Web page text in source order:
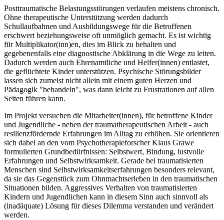
Posttraumatische Belastungsstörungen verlaufen meistens chronisch.
Ohne therapeutische Unterstützung werden dadurch
Schullaufbahnen und Ausbildungswege für die Betroffenen
erschwert beziehungsweise oft unmöglich gemacht. Es ist wichtig
für Multiplikator(inn)en, dies im Blick zu behalten und
gegebenenfalls eine diagnostische Abklärung in die Wege zu leiten.
Dadurch werden auch Ehrenamtliche und Helfer(innen) entlastet,
die geflüchtete Kinder unterstützen. Psychische Störungsbilder
lassen sich zumeist nicht allein mit einem guten Herzen und
Pädagogik "behandeln", was dann leicht zu Frustrationen auf allen
Seiten führen kann.
Im Projekt versuchen die Mitarbeiter(innen), für betroffene Kinder
und Jugendliche - neben der traumatherapeutischen Arbeit - auch
resilienzfördernde Erfahrungen im Alltag zu erhöhen. Sie orientieren
sich dabei an den vom Psychotherapieforscher Klaus Grawe
formulierten Grundbedürfnissen: Selbstwert, Bindung, lustvolle
Erfahrungen und Selbstwirksamkeit. Gerade bei traumatisierten
Menschen sind Selbstwirksamkeitserfahrungen besonders relevant,
da sie das Gegenstück zum Ohnmachtserleben in den traumatischen
Situationen bilden. Aggressives Verhalten von traumatisierten
Kindern und Jugendlichen kann in diesem Sinn auch sinnvoll als
(inadäquate) Lösung für dieses Dilemma verstanden und verändert
werden.